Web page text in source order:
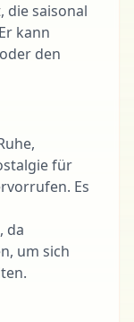
die saisonal
kann
den
für
Es
da
um sich